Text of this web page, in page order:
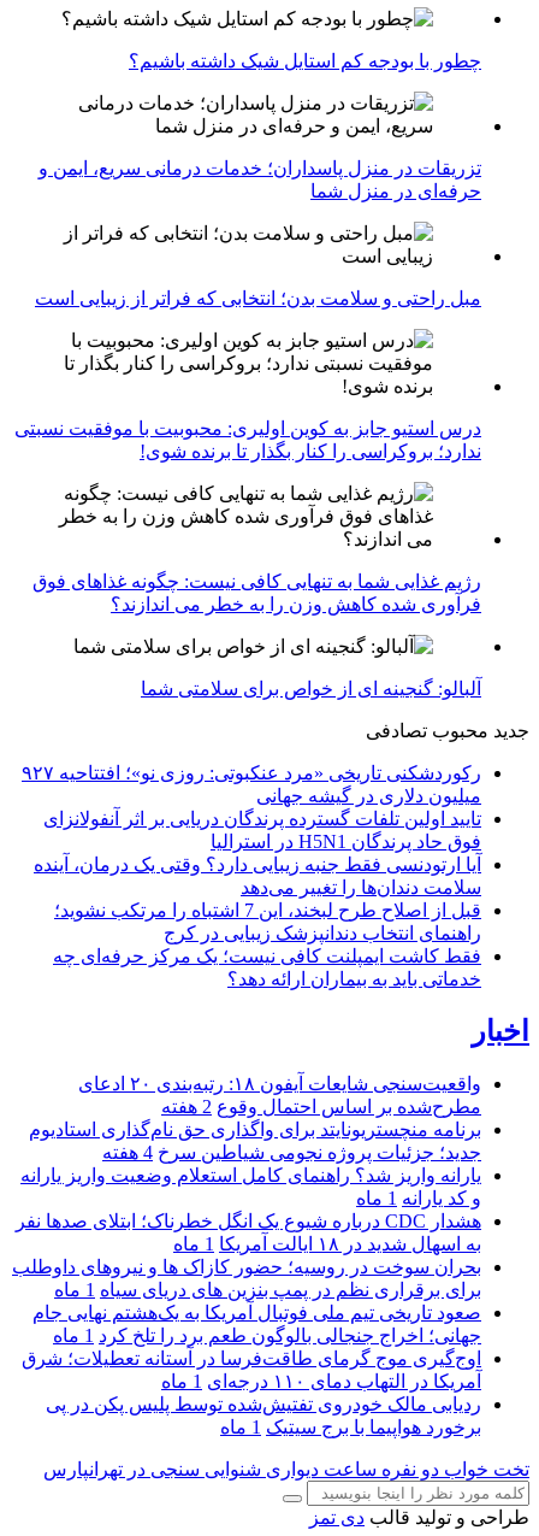
چطور با بودجه کم استایل شیک داشته باشیم؟
تزریقات در منزل پاسداران؛ خدمات درمانی سریع، ایمن و
حرفه‌ای در منزل شما
مبل راحتی و سلامت بدن؛ انتخابی که فراتر از زیبایی است
درس استیو جابز به کوین اولیری: محبوبیت با موفقیت نسبتی
ندارد؛ بروکراسی را کنار بگذار تا برنده شوی!
رژیم غذایی شما به تنهایی کافی نیست: چگونه غذاهای فوق
فرآوری شده کاهش وزن را به خطر می اندازند؟
آلبالو: گنجینه ای از خواص برای سلامتی شما
جدید محبوب تصادفی
رکوردشکنی تاریخی «مرد عنکبوتی: روزی نو»؛ افتتاحیه ۹۲۷
میلیون دلاری در گیشه جهانی
تایید اولین تلفات گسترده پرندگان دریایی بر اثر آنفولانزای
فوق حاد پرندگان H5N1 در استرالیا
آیا ارتودنسی فقط جنبه زیبایی دارد؟ وقتی یک درمان، آینده
سلامت دندان‌ها را تغییر می‌دهد
قبل از اصلاح طرح لبخند، این 7 اشتباه را مرتکب نشوید؛
راهنمای انتخاب دندانپزشک زیبایی در کرج
فقط کاشت ایمپلنت کافی نیست؛ یک مرکز حرفه‌ای چه
خدماتی باید به بیماران ارائه دهد؟
اخبار
واقعیت‌سنجی شایعات آیفون ۱۸: رتبه‌بندی ۲۰ ادعای
مطرح‌شده بر اساس احتمال وقوع 2 هفته
برنامه منچستریونایتد برای واگذاری حق نام‌گذاری استادیوم
جدید؛ جزئیات پروژه نجومی شیاطین سرخ 4 هفته
یارانه واریز شد؟ راهنمای کامل استعلام وضعیت واریز یارانه
و کد یارانه 1 ماه
هشدار CDC درباره شیوع یک انگل خطرناک؛ ابتلای صدها نفر
به اسهال شدید در ۱۸ ایالت آمریکا
1 ماه
بحران سوخت در روسیه؛ حضور کازاک‌ ها و نیروهای داوطلب
برای برقراری نظم در پمپ بنزین‌ های دریای سیاه 1 ماه
صعود تاریخی تیم ملی فوتبال آمریکا به یک‌هشتم نهایی جام
جهانی؛ اخراج جنجالی بالوگون طعم برد را تلخ کرد 1 ماه
اوج‌گیری موج گرمای طاقت‌فرسا در آستانه تعطیلات؛ شرق
آمریکا در التهاب دمای ۱۱۰ درجه‌ای
1 ماه
ردیابی مالک خودروی تفتیش‌شده توسط پلیس پکن در پی
برخورد هواپیما با برج سیتیک 1 ماه
تخت خواب دو نفره ساعت دیواری شنوایی سنجی در تهرانپارس
طراحی و تولید قالب دی تمز